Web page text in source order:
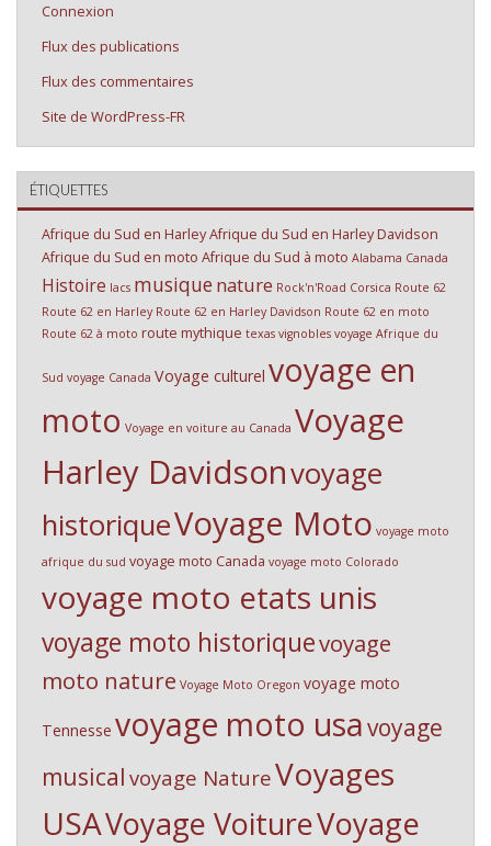
Connexion
Flux des publications
Flux des commentaires
Site de WordPress-FR
ÉTIQUETTES
Afrique du Sud en HarleyAfrique du Sud en Harley Davidson
Afrique du Sud en moto Afrique du Sud à moto Alabama Canada
Histoire lacs musiquenature Rock'n'Road Corsica Route 62
Route 62 en Harley Route 62 en Harley Davidson Route 62 en moto
Route 62 à moto route mythique texas vignobles voyage Afrique du
Sud voyage Canada Voyage culturel voyage en
moto Voyage en voiture au Canada Voyage
Harley Davidsonvoyage
historiqueVoyage Moto voyage moto
afrique du sud voyage moto Canada voyage moto Colorado
voyage moto etats unis
voyage moto historiquevoyage
moto nature Voyage Moto Oregon voyage moto
Tennesse voyage moto usavoyage
musical voyage NatureVoyages
USAVoyage VoitureVoyage